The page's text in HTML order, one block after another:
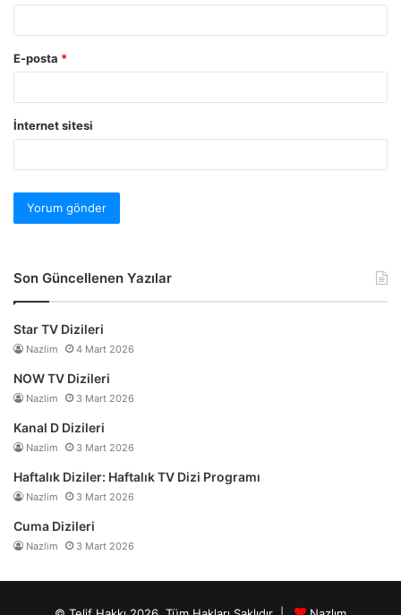
E-posta *
İnternet sitesi
Son Güncellenen Yazılar
Star TV Dizileri
Nazlim 4 Mart 2026
NOW TV Dizileri
Nazlim 3 Mart 2026
Kanal D Dizileri
Nazlim 3 Mart 2026
Haftalık Diziler: Haftalık TV Dizi Programı
Nazlim 3 Mart 2026
Cuma Dizileri
Nazlim 3 Mart 2026